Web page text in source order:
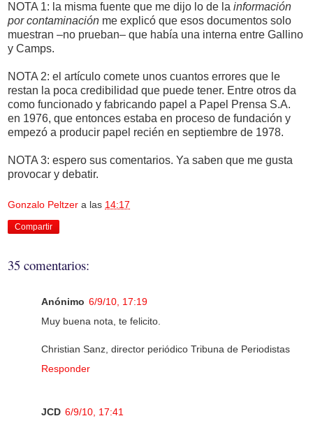
NOTA 1: la misma fuente que me dijo lo de la información
por contaminación me explicó que esos documentos solo
muestran –no prueban– que había una interna entre Gallino
y Camps.
NOTA 2: el artículo comete unos cuantos errores que le
restan la poca credibilidad que puede tener. Entre otros da
como funcionado y fabricando papel a Papel Prensa S.A.
en 1976, que entonces estaba en proceso de fundación y
empezó a producir papel recién en septiembre de 1978.
NOTA 3: espero sus comentarios. Ya saben que me gusta
provocar y debatir.
Gonzalo Peltzer a las 14:17
Compartir
35 comentarios:
Anónimo 6/9/10, 17:19
Muy buena nota, te felicito.
Christian Sanz, director periódico Tribuna de Periodistas
Responder
JCD 6/9/10, 17:41